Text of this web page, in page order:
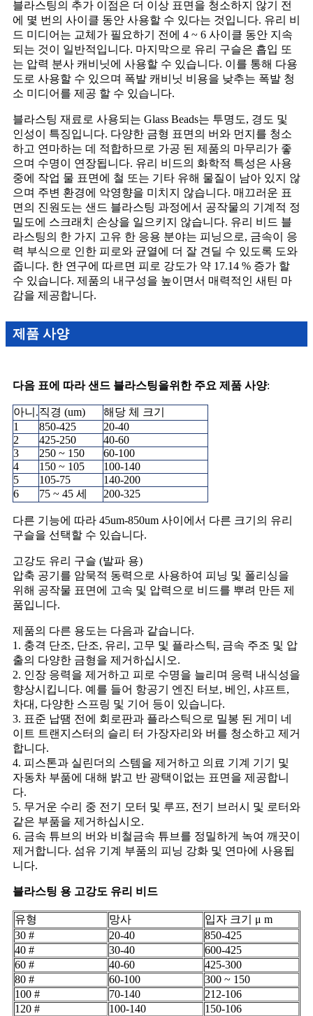
블라스팅의 추가 이점은 더 이상 표면을 청소하지 않기 전
에 몇 번의 사이클 동안 사용할 수 있다는 것입니다. 유리 비
드 미디어는 교체가 필요하기 전에 4 ~ 6 사이클 동안 지속
되는 것이 일반적입니다. 마지막으로 유리 구슬은 흡입 또
는 압력 분사 캐비닛에 사용할 수 있습니다. 이를 통해 다용
도로 사용할 수 있으며 폭발 캐비닛 비용을 낮추는 폭발 청
소 미디어를 제공 할 수 있습니다.
블라스팅 재료로 사용되는 Glass Beads는 투명도, 경도 및
인성이 특징입니다. 다양한 금형 표면의 버와 먼지를 청소
하고 연마하는 데 적합하므로 가공 된 제품의 마무리가 좋
으며 수명이 연장됩니다. 유리 비드의 화학적 특성은 사용
중에 작업 물 표면에 철 또는 기타 유해 물질이 남아 있지 않
으며 주변 환경에 악영향을 미치지 않습니다. 매끄러운 표
면의 진원도는 샌드 블라스팅 과정에서 공작물의 기계적 정
밀도에 스크래치 손상을 일으키지 않습니다. 유리 비드 블
라스팅의 한 가지 고유 한 응용 분야는 피닝으로, 금속이 응
력 부식으로 인한 피로와 균열에 더 잘 견딜 수 있도록 도와
줍니다. 한 연구에 따르면 피로 강도가 약 17.14 % 증가 할
수 있습니다. 제품의 내구성을 높이면서 매력적인 새틴 마
감을 제공합니다.
제품 사양
다음 표에 따라 샌드 블라스팅을위한 주요 제품 사양:
아니.직경 (um)
해당 체 크기
1
850-425
20-40
2
425-250
40-60
3
250 ~ 150
60-100
4
150 ~ 105
100-140
5
105-75
140-200
6
75 ~ 45 세 200-325
다른 기능에 따라 45um-850um 사이에서 다른 크기의 유리
구슬을 선택할 수 있습니다.
고강도 유리 구슬 (발파 용)
압축 공기를 암묵적 동력으로 사용하여 피닝 및 폴리싱을
위해 공작물 표면에 고속 및 압력으로 비드를 뿌려 만든 제
품입니다.
제품의 다른 용도는 다음과 같습니다.
1. 충격 단조, 단조, 유리, 고무 및 플라스틱, 금속 주조 및 압
출의 다양한 금형을 제거하십시오.
2. 인장 응력을 제거하고 피로 수명을 늘리며 응력 내식성을
향상시킵니다. 예를 들어 항공기 엔진 터보, 베인, 샤프트,
차대, 다양한 스프링 및 기어 등이 있습니다.
3. 표준 납땜 전에 회로판과 플라스틱으로 밀봉 된 게미 네
이트 트랜지스터의 슬리 터 가장자리와 버를 청소하고 제거
합니다.
4. 피스톤과 실린더의 스템을 제거하고 의료 기계 기기 및
자동차 부품에 대해 밝고 반 광택이없는 표면을 제공합니
다.
5. 무거운 수리 중 전기 모터 및 루프, 전기 브러시 및 로터와
같은 부품을 제거하십시오.
6. 금속 튜브의 버와 비철금속 튜브를 정밀하게 녹여 깨끗이
제거합니다. 섬유 기계 부품의 피닝 강화 및 연마에 사용됩
니다.
블라스팅 용 고강도 유리 비드
유형 망사
입자 크기 μ m
30 #
20-40
850-425
40 #
30-40
600-425
60 #
40-60
425-300
80 #
60-100
300 ~ 150
100 #
70-140
212-106
120 #
100-140
150-106